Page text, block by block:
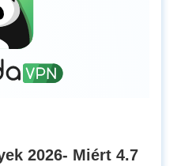
2026- Miért 4.7